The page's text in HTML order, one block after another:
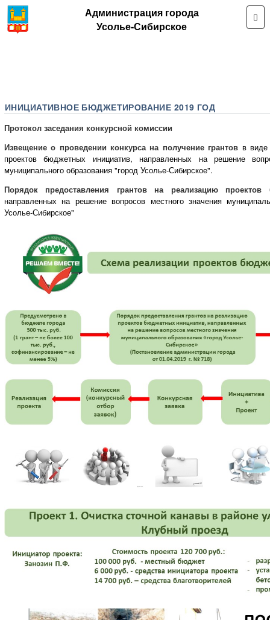
Администрация города
Усолье-Сибирское
ИНИЦИАТИВНОЕ БЮДЖЕТИРОВАНИЕ 2019 ГОД
Протокол заседания конкурсной комиссии
Извещение о проведении конкурса на получение грантов в виде
проектов бюджетных инициатив, направленных на решение
муниципального образования "город Усолье-Сибирское".
Порядок предоставления грантов на реализацию проектов
направленных на решение вопросов местного значения
Усолье-Сибирское"